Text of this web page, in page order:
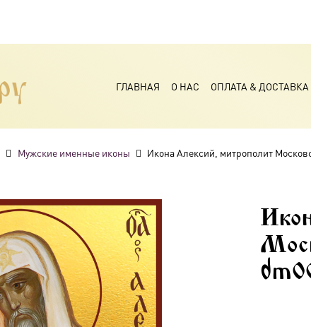
ГЛАВНАЯ О НАС ОПЛАТА & ДОСТАВКА
Мужские именные иконы Икона Алексий, митрополит